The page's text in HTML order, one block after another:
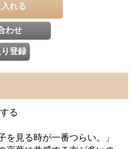
る
見る時が一番つらい。」